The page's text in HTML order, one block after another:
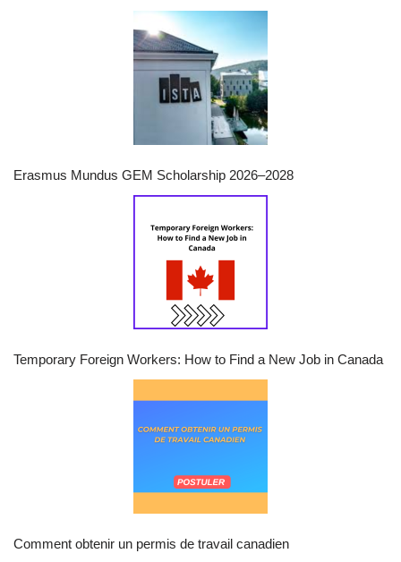
Erasmus Mundus GEM Scholarship 2026–2028
Temporary Foreign Workers: How to Find a New Job in Canada
Comment obtenir un permis de travail canadien